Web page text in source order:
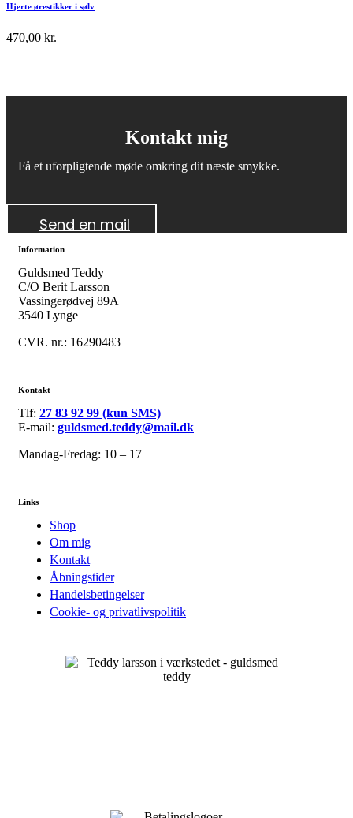
Hjerte ørestikker i sølv
470,00 kr.
Kontakt mig
Få et uforpligtende møde omkring dit næste smykke.
Send en mail
Information
Guldsmed Teddy
C/O Berit Larsson
Vassingerødvej 89A
3540 Lynge
CVR. nr.: 16290483
Kontakt
Tlf: 27 83 92 99 (kun SMS)
E-mail: guldsmed.teddy@mail.dk
Mandag-Fredag: 10 – 17
Links
Shop
Om mig
Kontakt
Åbningstider
Handelsbetingelser
Cookie- og privatlivspolitik